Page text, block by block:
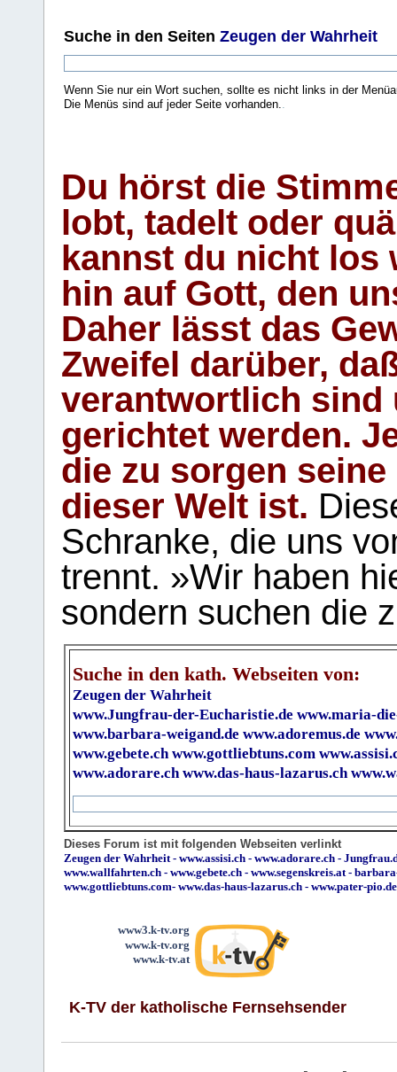
Suche in den Seiten Zeugen der Wahrheit
Wenn Sie nur ein Wort suchen, sollte es nicht links in der
Die Menüs sind auf jeder Seite vorhanden..
Du hörst die
lobt, tadelt oder
kannst du nicht los
hin auf Gott, den
Daher lässt das
Zweifel darüber,
verantwortlich sind
gerichtet werden.
die zu sorgen
dieser Welt ist.
Schranke, die uns
trennt. »Wir haben
sondern suchen die
Suche in den kath. Webseiten von:
Zeugen der Wahrheit
www.Jungfrau-der-Eucharistie.de www.maria-
www.barbara-weigand.de www.adoremus.de
www.gebete.ch www.gottliebtuns.com
www.adorare.ch www.das-haus-lazarus.ch
Dieses Forum ist mit folgenden Webseiten verlinkt
Zeugen der Wahrheit- www.assisi.ch - www.adorare.ch -
www.wallfahrten.ch - www.gebete.ch - www.segenskreis.at-
www.gottliebtuns.com- www.das-haus-lazarus.ch - www.pater-pio.de
www3.k-tv.org
www.k-tv.org
www.k-tv.at
K-TV der katholische Fernsehsender